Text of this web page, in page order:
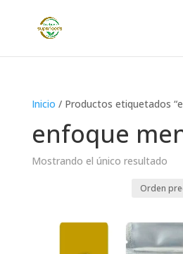
Inicio / Productos etiquetados
enfoque
Mostrando el único resultado